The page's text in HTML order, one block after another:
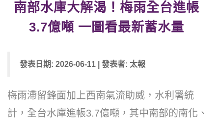
南部水庫大解渴！梅雨全台進帳
3.7億噸 一圖看最新蓄水量
發表日期: 2026-06-11 | 發表者: 太報
梅雨滯留鋒面加上西南氣流助威，水利署統
計，全台水庫進帳3.7億噸，其中南部的南化、